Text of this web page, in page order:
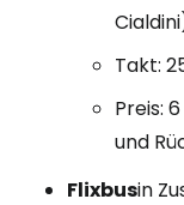
Takt:
Preis:
und
Flixbusin